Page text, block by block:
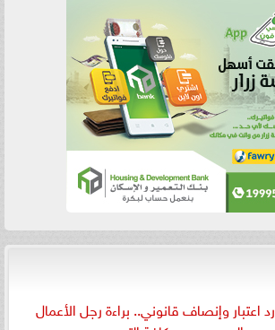
رد اعتبار وإنصاف قانوني.. براءة رجل الأعمال